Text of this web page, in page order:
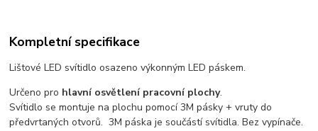
Kompletní specifikace
Lištové LED svítidlo osazeno výkonným LED páskem.
Určeno pro hlavní osvětlení pracovní plochy.
Svítidlo se montuje na plochu pomocí 3M pásky + vruty do
předvrtaných otvorů. 3M páska je součástí svítidla. Bez vypínače.